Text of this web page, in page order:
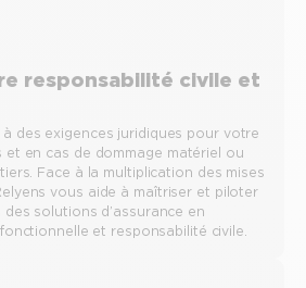
responsabilité civile et
des exigences juridiques pour votre
et en cas de dommage matériel ou
Face à la multiplication des mises
vous aide à maîtriser et piloter
solutions d’assurance en
et responsabilité civile.